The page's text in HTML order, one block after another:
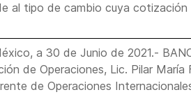
al tipo de cambio cuya cotización
a 30 de Junio de 2021.-
de Operaciones, Lic. Pilar María
de Operaciones